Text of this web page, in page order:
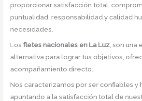
proporcionar satisfacción total,
puntualidad, responsabilidad y calidad
necesidades.
Losfletes nacionales en La Luz , son
alternativa para lograr tus objetivos,
acompañamiento directo.
Nos caracterizamos por ser confiables y
apuntando a la satisfacción total de